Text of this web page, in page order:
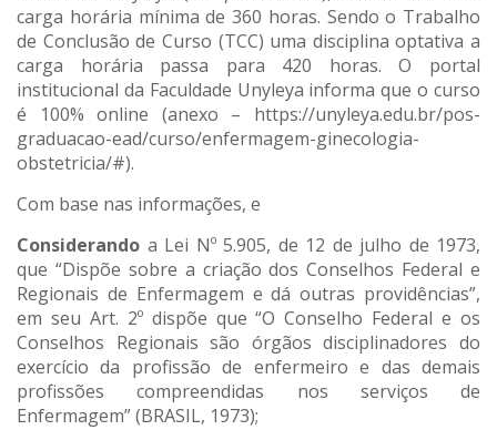
carga horária mínima de 360 horas. Sendo o Trabalho
de Conclusão de Curso (TCC) uma disciplina optativa a
carga horária passa para 420 horas. O portal
institucional da Faculdade Unyleya informa que o curso
é 100% online (anexo – https://unyleya.edu.br/pos-
graduacao-ead/curso/enfermagem-ginecologia-
obstetricia/#).
Com base nas informações, e
Considerando a Lei Nº 5.905, de 12 de julho de 1973,
que “Dispõe sobre a criação dos Conselhos Federal e
Regionais de Enfermagem e dá outras providências”,
em seu Art. 2º dispõe que “O Conselho Federal e os
Conselhos Regionais são órgãos disciplinadores do
exercício da profissão de enfermeiro e das demais
profissões compreendidas nos serviços de
Enfermagem” (BRASIL, 1973);